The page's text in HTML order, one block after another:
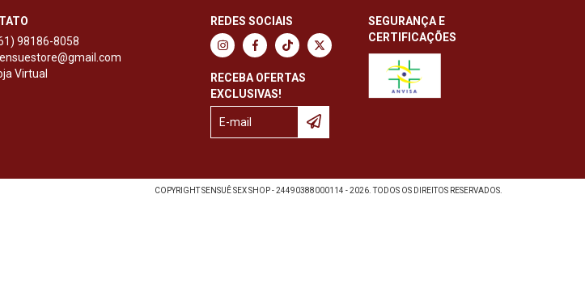
98186-8058
Virtual
REDES SOCIAIS
RECEBA OFERTAS
EXCLUSIVAS!
SEGURANÇA E
CERTIFICAÇÕES
COPYRIGHT SENSUÊ SEX SHOP - 24490388000114 - 2026. TODOS OS DIREITOS RESERVADOS.